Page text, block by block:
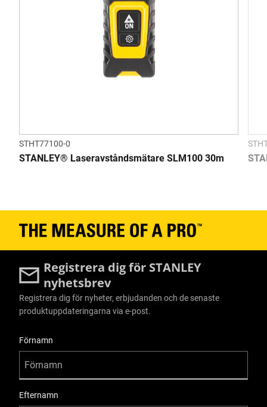
STHT77100-0
STANLEY® Laseravståndsmätare SLM100 30m
Registrera dig för STANLEY
nyhetsbrev
Registrera dig för nyheter, erbjudanden och de senaste
produktuppdateringarna via e-post.
Förnamn
Efternamn